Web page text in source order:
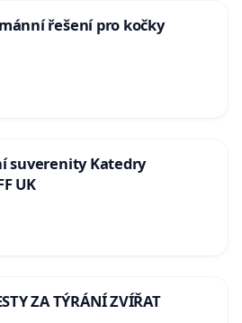
řešení pro kočky
suverenity Katedry
UK
ZA TÝRÁNÍ ZVÍŘAT